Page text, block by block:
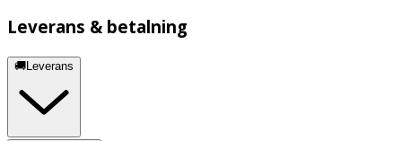
Leverans & betalning
🚚Leverans